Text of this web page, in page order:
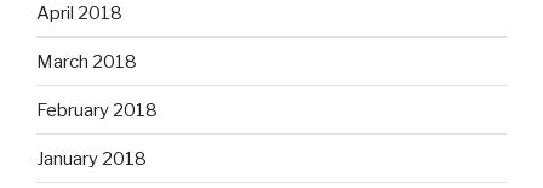
April 2018
March 2018
February 2018
January 2018